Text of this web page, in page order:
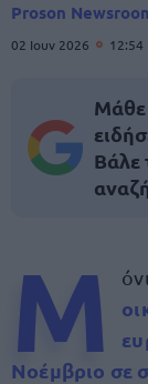
Proson
02 Ιουν 2026 12:54
Μάθε
Βάλε
Μ
Νοέμβριο σε